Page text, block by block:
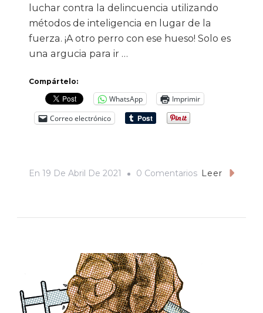
luchar contra la delincuencia utilizando
métodos de inteligencia en lugar de la
fuerza. ¡A otro perro con ese hueso! Solo es
una argucia para ir …
Compártelo:
WhatsApp
Imprimir
Correo electrónico
En 19 De Abril De 2021 0 ComentariosEnLeer